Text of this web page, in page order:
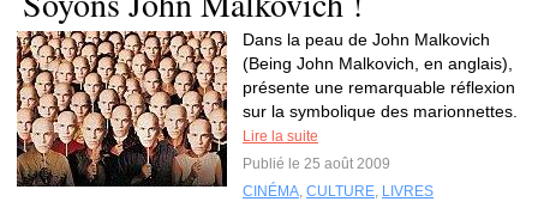
Dans la peau de John Malkovich
(Being John Malkovich, en anglais),
présente une remarquable réflexion
sur la symbolique des marionnettes.
Lire la suite
Publié le 25 août 2009
CINÉMA, CULTURE, LIVRES